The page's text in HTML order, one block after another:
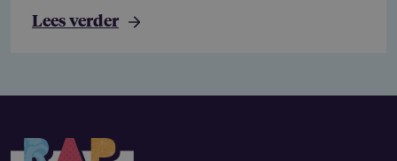
Lees verder